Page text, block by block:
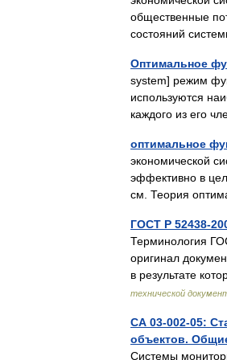
общественные
состояний
Оптимальное
system] режим
используются
каждого из его
оптимальное
экономической
эффективно в
см. Теория
ГОСТ Р 52438-
Терминология
оригинал
в результате
технической
СА 03-002-05:
объектов.
Системы